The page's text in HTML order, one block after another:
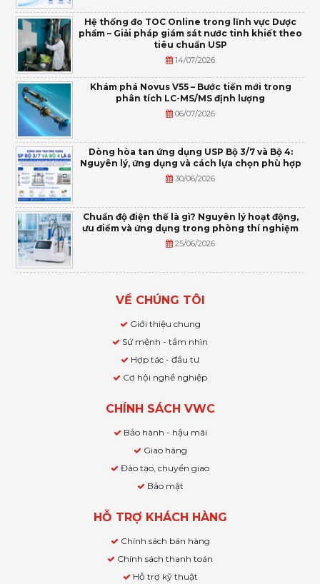
Hệ thống đo TOC Online trong lĩnh vực Dược
phẩm – Giải pháp giám sát nước tinh khiết theo
tiêu chuẩn USP
14/07/2026
Khám phá Novus V55 – Bước tiến mới trong
phân tích LC-MS/MS định lượng
06/07/2026
Dòng hòa tan ứng dụng USP Bộ 3/7 và Bộ 4:
Nguyên lý, ứng dụng và cách lựa chọn phù hợp
30/06/2026
Chuẩn độ điện thế là gì? Nguyên lý hoạt động,
ưu điểm và ứng dụng trong phòng thí nghiệm
25/06/2026
VỀ CHÚNG TÔI
Giới thiệu chung
Sứ mệnh - tầm nhìn
Hợp tác - đầu tư
Cơ hội nghề nghiệp
CHÍNH SÁCH VWC
Bảo hành - hậu mãi
Giao hàng
Đào tạo, chuyển giao
Bảo mật
HỖ TRỢ KHÁCH HÀNG
Chính sách bán hàng
Chính sách thanh toán
Hỗ trợ kỹ thuật